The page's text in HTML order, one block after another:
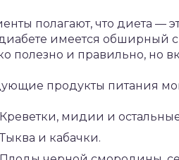
полагают, что диета —
имеется обширный
полезно и правильно, но
продукты питания
Креветки, мидии и
Тыква и кабачки.